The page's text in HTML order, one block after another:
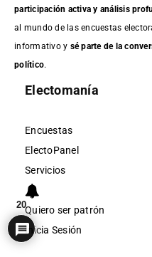
participación activa y análisis
al mundo de las encuestas
informativo y sé parte de la
político.
Electomanía
Encuestas
ElectoPanel
Servicios
Quiero ser patrón
Inicia Sesión
20